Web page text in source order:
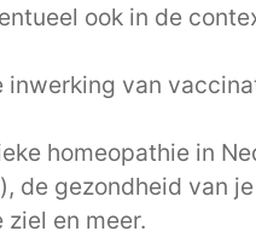
ook in de
van
homeopathie in
de gezondheid van
en meer.